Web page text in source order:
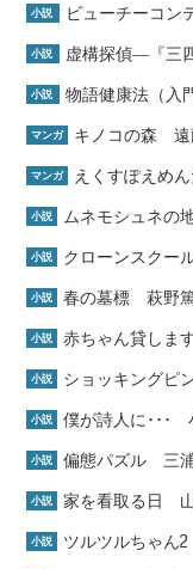
小説 ビューチーコン
小説 虚構探偵―『三
小説 物語健康法（入
マンガ キノコの森 遠
マンガ えくすぽえめ
小説 ムネモシュネ
小説 クローンスク
小説 春の墓標 萩野
小説 赤ちゃん貸しま
小説 ショッキングピ
小説 僕が詩人に･･･
小説 偏態パズル 三
小説 家を看取る日
小説 ツルツルちゃん